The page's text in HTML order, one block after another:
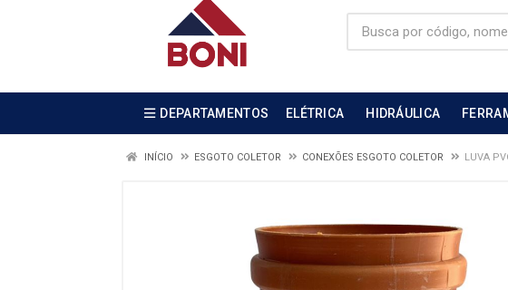
DEPARTAMENTOS ELÉTRICA HIDRÁULICA
INÍCIO ESGOTO COLETOR CONEXÕES ESGOTO COLETOR LUVA